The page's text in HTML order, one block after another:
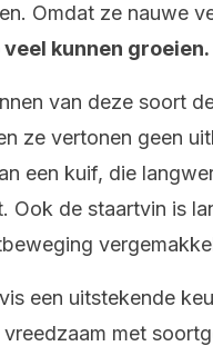
Omdat ze nauwe
kunnen groeien.
van deze soort
ze vertonen geen
een kuif, die
Ook de staartvin is
een uitstekende
met